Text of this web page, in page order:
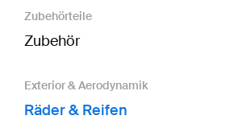
Zubehörteile
Zubehör
Exterior & Aerodynamik
Räder & Reifen